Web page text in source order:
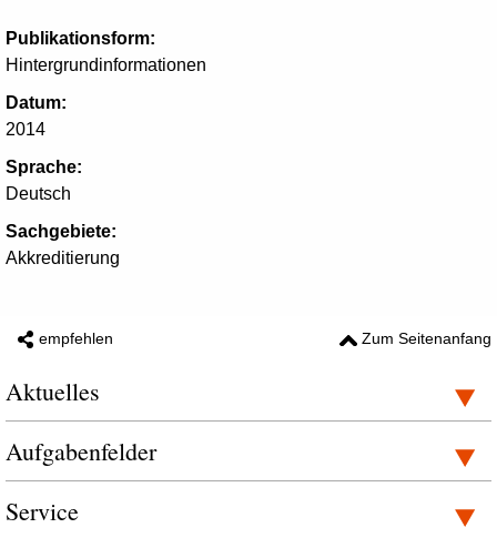
Publikationsform:
Hintergrundinformationen
Datum:
2014
Sprache:
Deutsch
Sachgebiete:
Akkreditierung
empfehlen Zum Seitenanfang
Aktuelles
Aufgabenfelder
Service